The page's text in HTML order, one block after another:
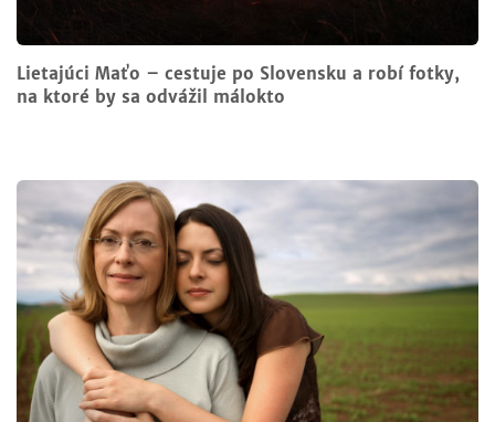
Lietajúci Maťo – cestuje po Slovensku a robí fotky,
na ktoré by sa odvážil málokto